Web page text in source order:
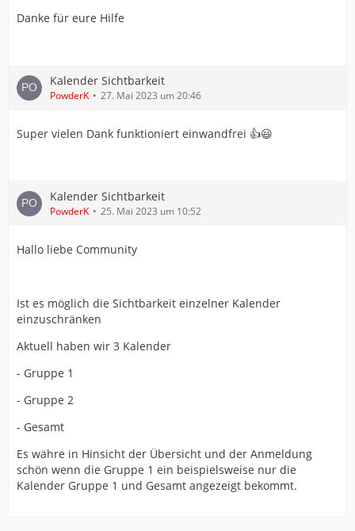
Danke für eure Hilfe
Kalender Sichtbarkeit
PowderK 27. Mai 2023 um 20:46
Super vielen Dank funktioniert einwandfrei 👍😃
Kalender Sichtbarkeit
PowderK 25. Mai 2023 um 10:52
Hallo liebe Community
Ist es möglich die Sichtbarkeit einzelner Kalender
einzuschränken
Aktuell haben wir 3 Kalender
- Gruppe 1
- Gruppe 2
- Gesamt
Es währe in Hinsicht der Übersicht und der Anmeldung
schön wenn die Gruppe 1 ein beispielsweise nur die
Kalender Gruppe 1 und Gesamt angezeigt bekommt.